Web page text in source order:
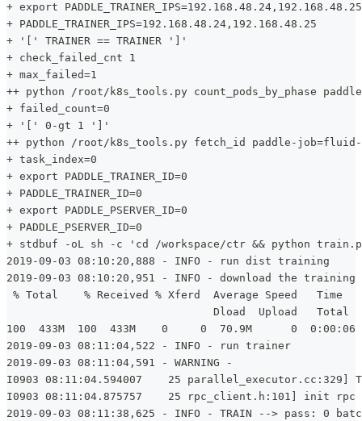
+ export PADDLE_TRAINER_IPS=192.168.48.24,192.168.48.25
+ PADDLE_TRAINER_IPS=192.168.48.24,192.168.48.25
+ '[' TRAINER == TRAINER ']'
+ check_failed_cnt 1
+ max_failed=1
++ python /root/k8s_tools.py count_pods_by_phase
+ failed_count=0
+ '[' 0-gt 1 ']'
++ python /root/k8s_tools.py fetch_id paddle-
+ task_index=0
+ export PADDLE_TRAINER_ID=0
+ PADDLE_TRAINER_ID=0
+ export PADDLE_PSERVER_ID=0
+ PADDLE_PSERVER_ID=0
+ stdbuf -oL sh -c 'cd /workspace/ctr && python
2019-09-03 08:10:20,888 - INFO - run dist training
2019-09-03 08:10:20,951 - INFO - download the
% Total    % Received % Xferd  Average Speed   Time
Dload  Upload   Total
100  433M  100  433M    0     0  70.9M      0
2019-09-03 08:11:04,522 - INFO - run trainer
2019-09-03 08:11:04,591 - WARNING -
I0903 08:11:04.594007    25 parallel_executor.cc:329]
I0903 08:11:04.875757    25 rpc_client.h:101] init
2019-09-03 08:11:38,625 - INFO - TRAIN --> pass: 0